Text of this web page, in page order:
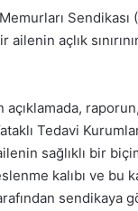
açlık
açıklamada,
Tedavi
sağlıklı bir
kalıbı ve bu
sendikaya